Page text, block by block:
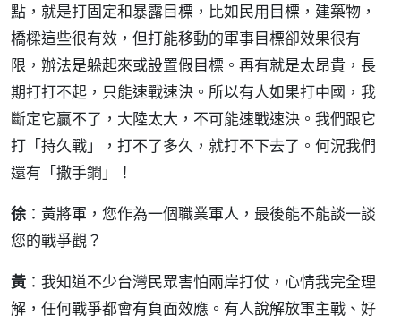
點，就是打固定和暴露目標，比如民用目標，建築物，
橋樑這些很有效，但打能移動的軍事目標卻效果很有
限，辦法是躲起來或設置假目標。再有就是太昂貴，長
期打打不起，只能速戰速決。所以有人如果打中國，我
斷定它贏不了，大陸太大，不可能速戰速決。我們跟它
打「持久戰」，打不了多久，就打不下去了。何況我們
還有「撒手鐧」！
徐 ：黃將軍，您作為一個職業軍人，最後能不能談一談
您的戰爭觀？
黃 ：我知道不少台灣民眾害怕兩岸打仗，心情我完全理
解，任何戰爭都會有負面效應。有人說解放軍主戰、好